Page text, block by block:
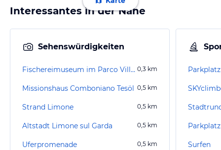
Interessantes in der Nähe
Sehenswürdigkeiten
Fischereimuseum im Parco Villa Boghi 0,3 km
Missionshaus Comboniano Tesöl 0,5 km
Strand Limone 0,5 km
Altstadt Limone sul Garda 0,5 km
Uferpromenade 0,5 km Surfen